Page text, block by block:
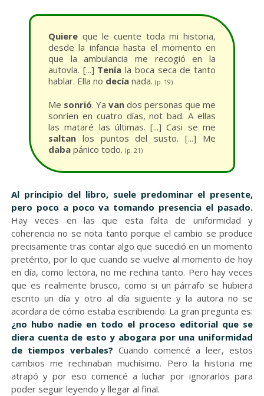
Quiereque le cuente toda mi historia,
desde la infancia hasta el momento en
que la ambulancia me recogió en la
autovía. [...] Tenía la boca seca de tanto
hablar. Ella no decíanada. (p. 19)
Me sonrió. Ya van dos personas que me
sonríen en cuatro días, not bad. A ellas
las mataré las últimas. [...] Casi se me
saltanlos puntos del susto. [...] Me
dabapánico todo. (p. 21)
Al principio del libro, suele predominar el presente,
pero poco a poco va tomando presencia el pasado.
Hay veces en las que esta falta de uniformidad y
coherencia no se nota tanto porque el cambio se produce
precisamente tras contar algo que sucedió en un momento
pretérito, por lo que cuando se vuelve al momento de hoy
en día, como lectora, no me rechina tanto. Pero hay veces
que es realmente brusco, como si un párrafo se hubiera
escrito un día y otro al día siguiente y la autora no se
acordara de cómo estaba escribiendo. La gran pregunta es:
¿no hubo nadie en todo el proceso editorial que se
diera cuenta de esto y abogara por una uniformidad
de tiempos verbales? Cuando comencé a leer, estos
cambios me rechinaban muchísimo. Pero la historia me
atrapó y por eso comencé a luchar por ignorarlos para
poder seguir leyendo y llegar al final.